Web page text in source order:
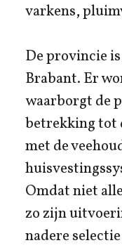
varkens,
De provincie
Brabant. Er
waarborgt de
betrekking tot
met de
Omdat niet
zo zijn
nadere